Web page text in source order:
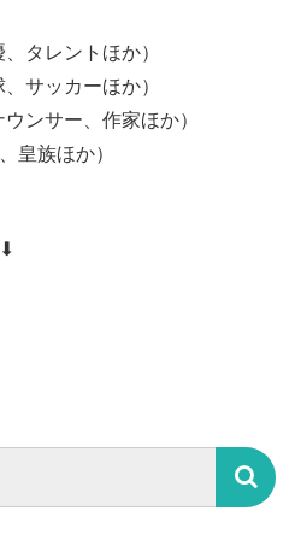
、タレントほか）
、サッカーほか）
ウンサー、作家ほか）
皇族ほか）